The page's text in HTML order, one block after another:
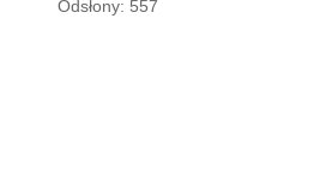
Odsłony: 557